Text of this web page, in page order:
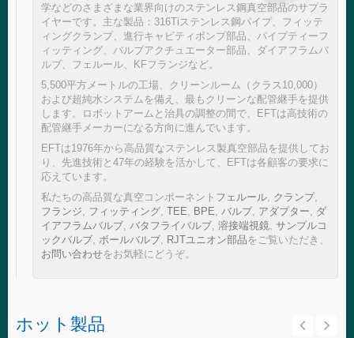
学などのさまざまな業界向けのステンレス鋼真空部品のサプラ
イヤーです。主な製品：316Tiステンレス鋼パイプ、フィッテ
ィングクランプ、進行キャビティポンプ部品、パイプティーフ
ィッティング、バルブアクチュエーター部品、ダイアフラムバ
ルブ、フェルール、KFフランジなど。
5,500平方メートルの工場、クリーンルーム（クラス10,000）
および超純水システムを備え、最もクリーンな配管継手を提供
します。ロボットアームと治具の調整の間で、EFTは高技術の
配管継手メーカーになる方向に進んでいます。
EFTは1976年から高品質なステンレス製真空部品を提供してお
り、先進技術と47年の経験を活かして、EFTは各顧客の要求に
応えています。
私たちの高品質な真空コンポーネント フェルール, クランプ,
フランジ, フィッティング, TEE, BPE, バルブ, アダプター, ダ
イアフラムバルブ, バタフライバルブ, 溶接端視鏡, サンプルコ
ックバルブ, ボールバルブ, RJTユニオン部品をご覧いただき、
お問い合わせをお気軽にどうぞ。
ホット製品